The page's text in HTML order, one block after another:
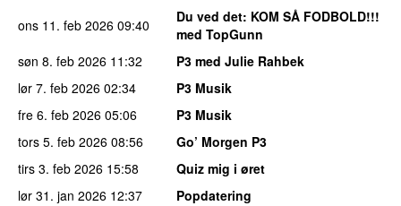
ons 11. feb 2026 09:40 Du ved det: KOM SÅ FODBOLD!!!
med TopGunn
søn 8. feb 2026 11:32
P3 med Julie Rahbek
lør 7. feb 2026 02:34
P3 Musik
fre 6. feb 2026 05:06
P3 Musik
tors 5. feb 2026 08:56
Go’ Morgen P3
tirs 3. feb 2026 15:58
Quiz mig i øret
lør 31. jan 2026 12:37
Popdatering